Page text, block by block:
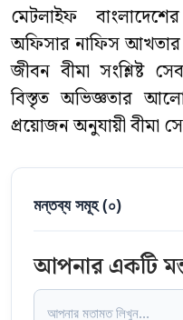
মেটলাইফ
অফিসার নাফিস
জীবন বীমা সংশ্লিষ্ট
বিস্তৃত অভিজ্ঞতার
প্রয়োজন অনুযায়ী বীমা
মন্তব্য সমূহ (০)
আপনার একটি